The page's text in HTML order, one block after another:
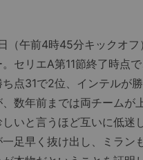
（午前4時45分キックオフ
セリエA第11節終了時点
点31で2位、インテルが
数年前までは両チームが
いと言うほど互いに低迷
足早く抜け出し、ミラン